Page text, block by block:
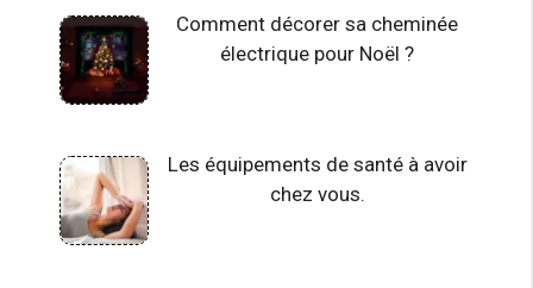
Comment décorer sa cheminée
électrique pour Noël ?
Les équipements de santé à avoir
chez vous.